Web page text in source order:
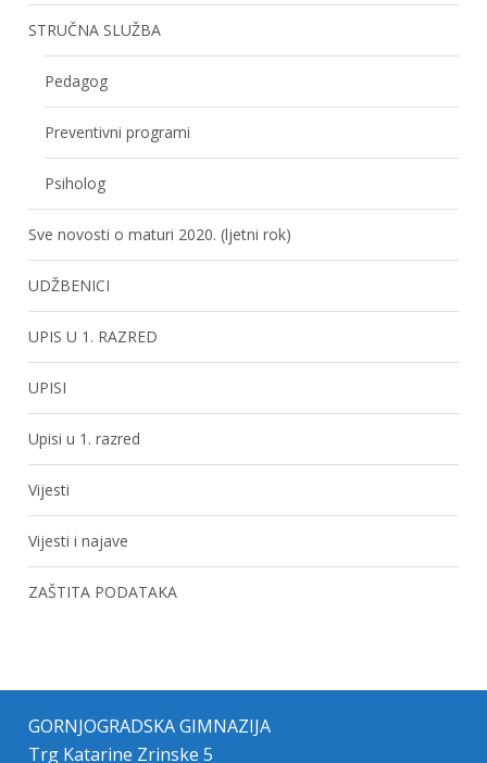
STRUČNA SLUŽBA
Pedagog
Preventivni programi
Psiholog
Sve novosti o maturi 2020. (ljetni rok)
UDŽBENICI
UPIS U 1. RAZRED
UPISI
Upisi u 1. razred
Vijesti
Vijesti i najave
ZAŠTITA PODATAKA
GORNJOGRADSKA GIMNAZIJA
Trg Katarine Zrinske 5